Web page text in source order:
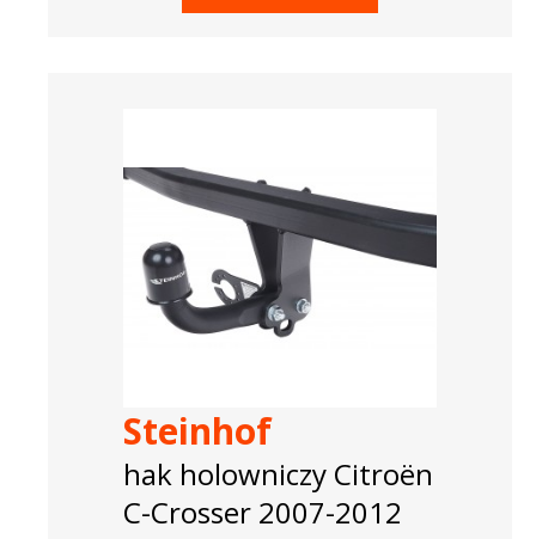
Steinhof
hak holowniczy Citroën
C-Crosser 2007-2012